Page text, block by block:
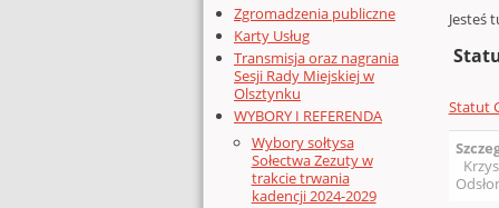
Dodatkowe zasoby (lewa
Zgromadzenia publiczne
Karty Usług
Transmisja oraz nagrania
Sesji Rady Miejskiej w
Olsztynku
WYBORY I REFERENDA
Wybory sołtysa
Sołectwa Zezuty w
trakcie trwania
kadencji 2024-2029
Jesteś
Statut